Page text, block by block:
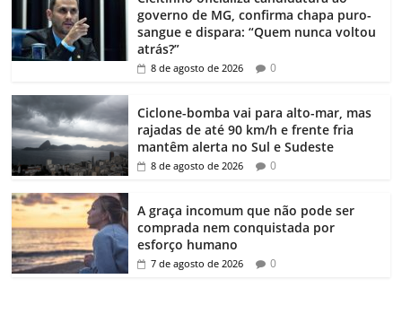
governo de MG, confirma chapa puro-
sangue e dispara: “Quem nunca voltou
atrás?”
8 de agosto de 2026 0
Ciclone-bomba vai para alto-mar, mas
rajadas de até 90 km/h e frente fria
mantêm alerta no Sul e Sudeste
8 de agosto de 2026 0
A graça incomum que não pode ser
comprada nem conquistada por
esforço humano
7 de agosto de 2026 0